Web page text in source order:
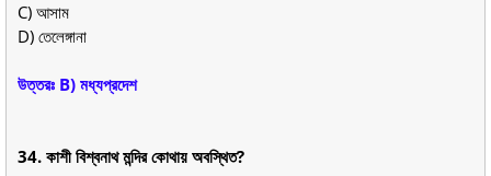
C) আসাম
D) তেলেঙ্গানা
উত্তরঃ B) মধ্যপ্রদেশ
34. কাশী বিশ্বনাথ মন্দির কোথায় অবস্থিত?